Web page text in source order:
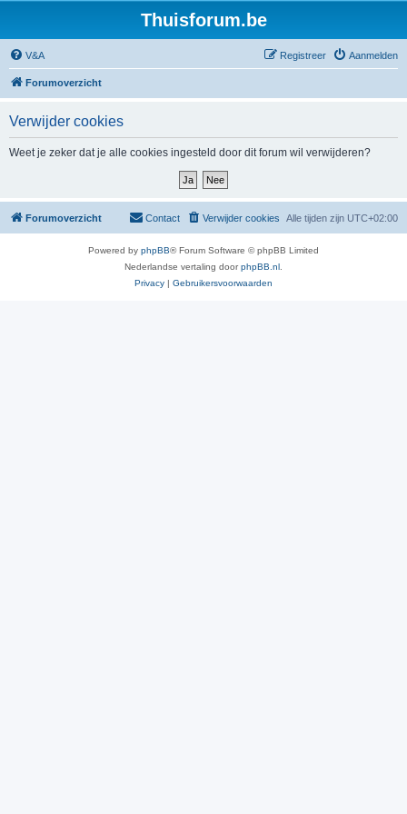
Thuisforum.be
V&A Aanmelden
Registreer
Forumoverzicht
Verwijder cookies
Weet je zeker dat je alle cookies ingesteld door dit forum wil verwijderen?
Forumoverzicht Alle tijden zijn UTC+02:00
Verwijder cookies
Contact
Powered by phpBB® Forum Software © phpBB Limited
Nederlandse vertaling doorphpBB.nl
Privacy | Gebruikersvoorwaarden